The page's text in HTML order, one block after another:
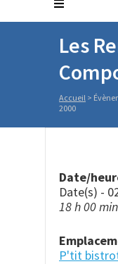
Les
Accueil >
2000
Date/
Date(s) -
18 h 00
P'tit